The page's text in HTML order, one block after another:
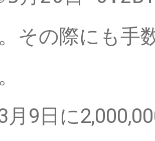
その際にも手
9日に